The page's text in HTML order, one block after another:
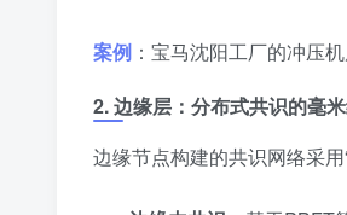
案例 ：宝马沈阳工厂的冲压
2. 边缘层：分布式共识的毫
边缘节点构建的共识网络采用